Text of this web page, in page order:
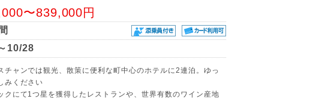
〜839,000円
10/28
チャンでは観光、散策に便利な町中心のホテルに2連泊。ゆっ
みください
クにて1つ星を獲得したレストランや、世界有数のワイン産地